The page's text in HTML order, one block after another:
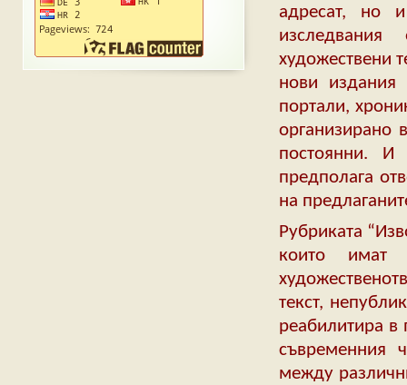
адресат, но
художествени
нови издания
портали,
организирано
постоянни. И
предполага
на
Рубриката
които имат
текст,
реабилитира в
съвременния
между